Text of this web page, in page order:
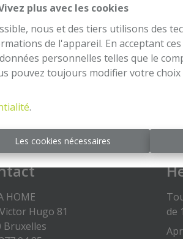
plus avec les cookies
nous et des tiers utilisons des
de l'appareil. En acceptant
personnelles telles que le
pouvez toujours modifier votre
.
Les cookies nécessaires
À
HOME
Hugo 81
Bruxelles
de